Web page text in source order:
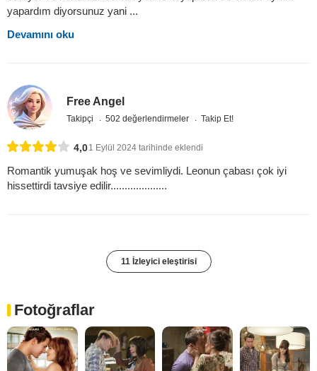
yapardım diyorsunuz yani ...
Devamını oku
Free Angel
Takipçi 502 değerlendirmeler Takip Et!
4,01 Eylül 2024 tarihinde eklendi
Romantik yumuşak hoş ve sevimliydi. Leonun çabası çok iyi
hissettirdi tavsiye edilir....................
11 İzleyici eleştirisi
Fotoğraflar